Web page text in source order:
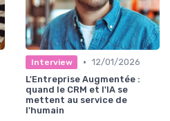
Interview • 12/01/2026
L'Entreprise Augmentée :
quand le CRM et l'IA se
mettent au service de
l'humain